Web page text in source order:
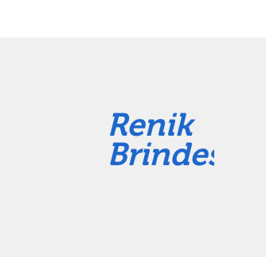
Renik
Brindes